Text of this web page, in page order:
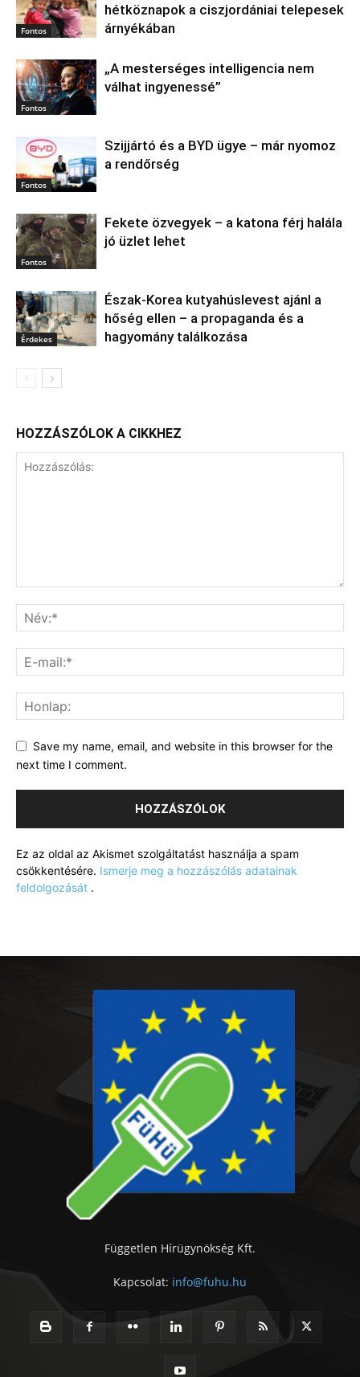
Fontos
hétköznapok a ciszjordániai telepesek
árnyékában
Fontos
„A mesterséges intelligencia nem
válhat ingyenessé”
Fontos
Szijjártó és a BYD ügye – már nyomoz
a rendőrség
Fontos
Fekete özvegyek – a katona férj halála
jó üzlet lehet
Érdekes
Észak‑Korea kutyahúslevest ajánl a
hőség ellen – a propaganda és a
hagyomány találkozása
HOZZÁSZÓLOK A CIKKHEZ
Save my name, email, and website in this browser for the
next time I comment.
Ez az oldal az Akismet szolgáltatást használja a spam
csökkentésére. Ismerje meg a hozzászólás adatainak
feldolgozását .
Független Hírügynökség Kft.
Kapcsolat: info@fuhu.hu